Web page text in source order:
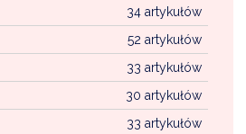
34 artykułów
52 artykułów
33 artykułów
30 artykułów
33 artykułów